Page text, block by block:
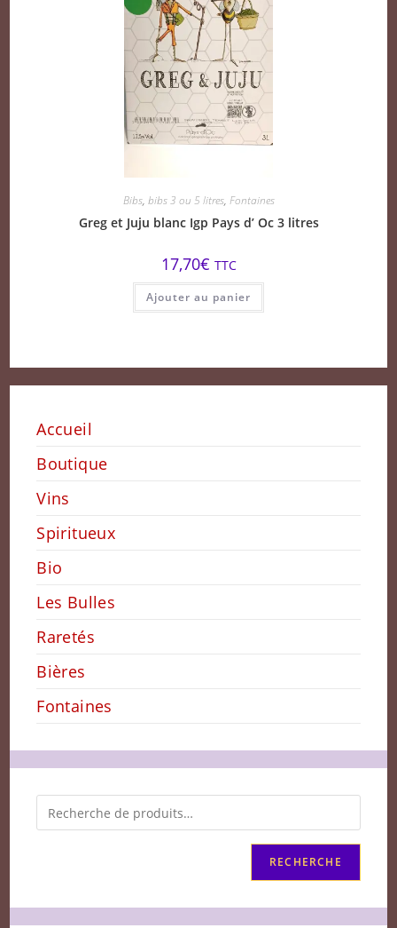
Bibs, bibs 3 ou 5 litres, Fontaines
Greg et Juju blanc Igp Pays d’ Oc 3 litres
17,70€ TTC
Ajouter au panier
Accueil
Boutique
Vins
Spiritueux
Bio
Les Bulles
Raretés
Bières
Fontaines
RECHERCHE